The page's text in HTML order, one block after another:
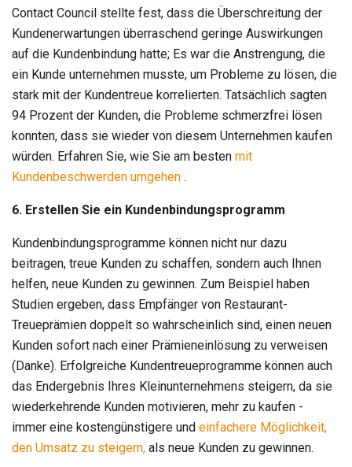
Contact Council stellte fest, dass die Überschreitung der
Kundenerwartungen überraschend geringe Auswirkungen
auf die Kundenbindung hatte; Es war die Anstrengung, die
ein Kunde unternehmen musste, um Probleme zu lösen, die
stark mit der Kundentreue korrelierten. Tatsächlich sagten
94 Prozent der Kunden, die Probleme schmerzfrei lösen
konnten, dass sie wieder von diesem Unternehmen kaufen
würden. Erfahren Sie, wie Sie am besten mit
Kundenbeschwerden umgehen .
6. Erstellen Sie ein Kundenbindungsprogramm
Kundenbindungsprogramme können nicht nur dazu
beitragen, treue Kunden zu schaffen, sondern auch Ihnen
helfen, neue Kunden zu gewinnen. Zum Beispiel haben
Studien ergeben, dass Empfänger von Restaurant-
Treueprämien doppelt so wahrscheinlich sind, einen neuen
Kunden sofort nach einer Prämieneinlösung zu verweisen
(Danke). Erfolgreiche Kundentreueprogramme können auch
das Endergebnis Ihres Kleinunternehmens steigern, da sie
wiederkehrende Kunden motivieren, mehr zu kaufen -
immer eine kostengünstigere und einfachere Möglichkeit,
den Umsatz zu steigern, als neue Kunden zu gewinnen.